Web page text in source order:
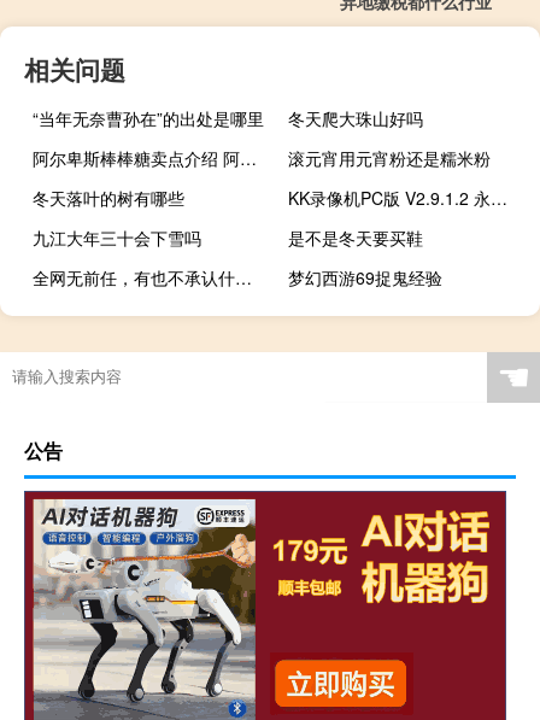
相关问题
“当年无奈曹孙在”的出处是哪里
冬天爬大珠山好吗
阿尔卑斯棒棒糖卖点介绍 阿尔卑斯棒棒糖广告
滚元宵用元宵粉还是糯米粉
冬天落叶的树有哪些
KK录像机PC版 V2.9.1.2 永久VIP版（KK录像机PC版 V2.9.1.2 永久VIP版功能简介）
九江大年三十会下雪吗
是不是冬天要买鞋
全网无前任，有也不承认什么梗
梦幻西游69捉鬼经验
☚
公告